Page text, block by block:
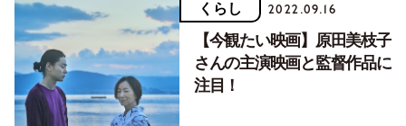
くらし 2022.09.16
【今観たい映画】原田美枝子
さんの主演映画と監督作品に
注目！